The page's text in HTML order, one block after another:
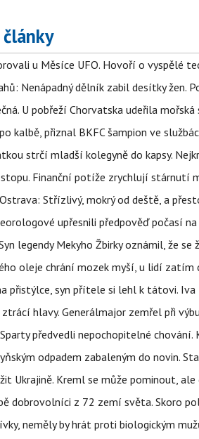
u Měsíce UFO. Hovoří o vyspělé
Nenápadný dělník zabil desítky žen.
U pobřeží Chorvatska udeřila mořská
kalbě, přiznal BKFC šampion ve
strčí mladší kolegyně do kapsy.
stopu. Finanční potíže zrychlují stárnutí
Střízlivý, mokrý od deště, a
upřesnili předpověď počasí
legendy Mekyho Žbirky oznámil, že se
oleje chrání mozek myší, u lidí zatím
přistýlce, syn přítele si lehl k tátovi.
hlavy. Generálmajor zemřel při
předvedli nepochopitelné
odpadem zabaleným do novin.
Ukrajině. Kreml se může pominout,
dobrovolníci z 72 zemí světa. Skoro
neměly by hrát proti biologickým